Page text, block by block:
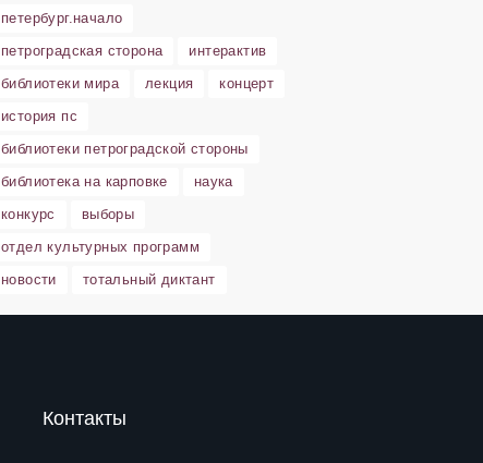
петербург.начало
петроградская сторона
интерактив
библиотеки мира
лекция
концерт
история пс
библиотеки петроградской стороны
библиотека на карповке
наука
конкурс
выборы
отдел культурных программ
новости
тотальный диктант
Контакты